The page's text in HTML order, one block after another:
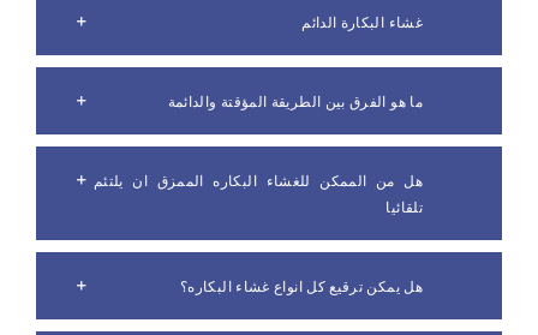
غشاء البكارة الدائم
ما هو الفرق بين الطريقة المؤقتة والدائمة
هل من الممكن للغشاء البكاره الممزق ان يلتئم
تلقائيا
هل يمكن ترقيع كل انواع غشاء البكاره؟